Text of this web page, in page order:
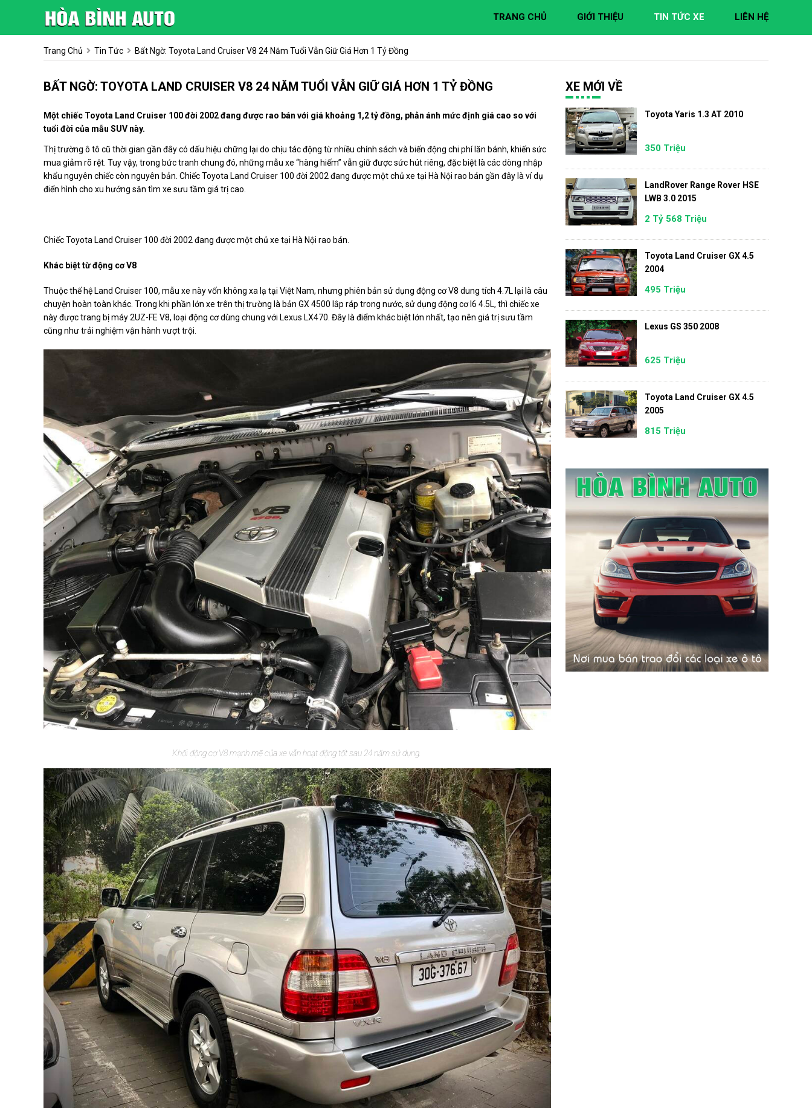
TRANG CHỦ GIỚI THIỆU TIN TỨC XE LIÊN HỆ
Trang Chủ Tin Tức Bất Ngờ: Toyota Land Cruiser V8 24 Năm Tuổi Vẫn Giữ Giá Hơn 1 Tỷ Đồng
BẤT NGỜ: TOYOTA LAND CRUISER V8 24 NĂM TUỔI VẪN GIỮ GIÁ HƠN 1 TỶ ĐỒNG
Một chiếc Toyota Land Cruiser 100 đời 2002 đang được rao bán với giá khoảng 1,2 tỷ đồng, phản ánh mức định giá cao so với
tuổi đời của mẫu SUV này.
Thị trường ô tô cũ thời gian gần đây có dấu hiệu chững lại do chịu tác động từ nhiều chính sách và biến động chi phí lăn bánh, khiến sức
mua giảm rõ rệt. Tuy vậy, trong bức tranh chung đó, những mẫu xe “hàng hiếm” vẫn giữ được sức hút riêng, đặc biệt là các dòng nhập
khẩu nguyên chiếc còn nguyên bản. Chiếc Toyota Land Cruiser 100 đời 2002 đang được một chủ xe tại Hà Nội rao bán gần đây là ví dụ
điển hình cho xu hướng săn tìm xe sưu tầm giá trị cao.
Chiếc Toyota Land Cruiser 100 đời 2002 đang được một chủ xe tại Hà Nội rao bán.
Khác biệt từ động cơ V8
Thuộc thế hệ Land Cruiser 100, mẫu xe này vốn không xa lạ tại Việt Nam, nhưng phiên bản sử dụng động cơ V8 dung tích 4.7L lại là câu
chuyện hoàn toàn khác. Trong khi phần lớn xe trên thị trường là bản GX 4500 lắp ráp trong nước, sử dụng động cơ I6 4.5L, thì chiếc xe
này được trang bị máy 2UZ-FE V8, loại động cơ dùng chung với Lexus LX470. Đây là điểm khác biệt lớn nhất, tạo nên giá trị sưu tầm
cũng như trải nghiệm vận hành vượt trội.
Khối động cơ V8 mạnh mẽ của xe vẫn hoạt động tốt sau 24 năm sử dụng.
XE MỚI VỀ
Toyota Yaris 1.3 AT 2010
350 Triệu
LandRover Range Rover HSE
LWB 3.0 2015
2 Tỷ 568 Triệu
Toyota Land Cruiser GX 4.5
2004
495 Triệu
Lexus GS 350 2008
625 Triệu
Toyota Land Cruiser GX 4.5
2005
815 Triệu